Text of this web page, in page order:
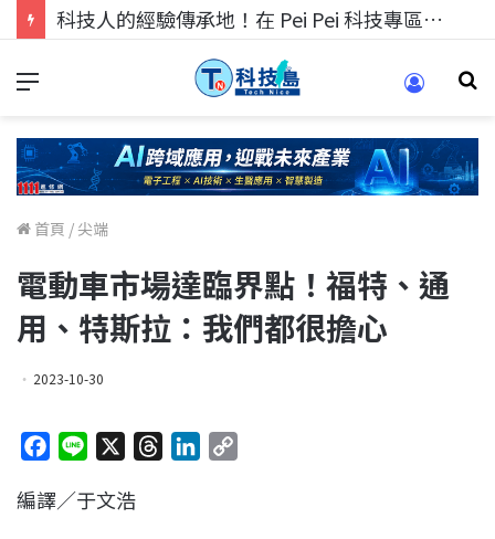
科技人的經驗傳承地！在 Pei Pei 科技專區，與學弟妹交流最硬核的技術
首頁 /尖端
電動車市場達臨界點！福特、通
用、特斯拉：我們都很擔心
2023-10-30
c
n
編譯／于文浩